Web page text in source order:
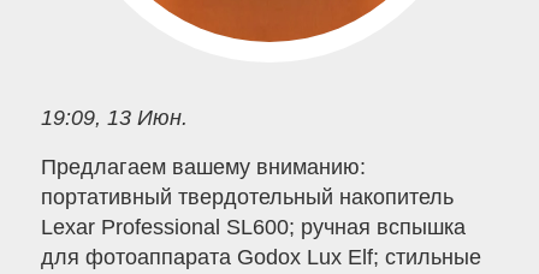
19:09, 13 Июн.
Предлагаем вашему вниманию:
портативный твердотельный накопитель
Lexar Professional SL600; ручная вспышка
для фотоаппарата Godox Lux Elf; стильные